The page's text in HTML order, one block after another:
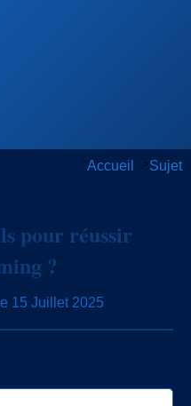
Accueil >Sujet
pour réussir
?
15 Juillet 2025